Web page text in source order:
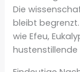
Die
bleibt
wie Efeu,
hustenstillende